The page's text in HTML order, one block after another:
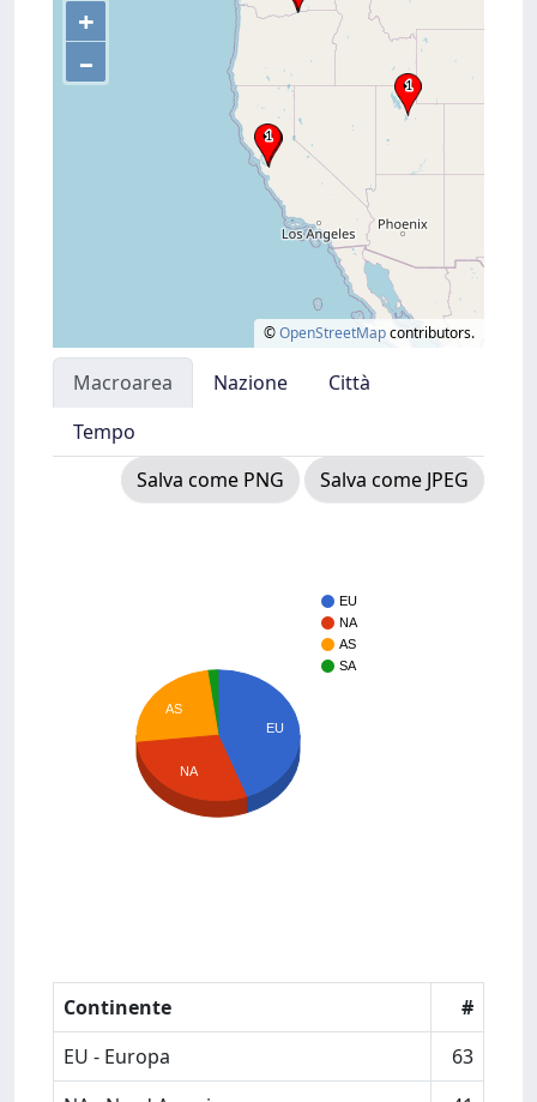
+
–
©OpenStreetMapcontributors.
Macroarea Nazione
Città
Tempo
Salva come PNG
Salva come JPEG
EU
NA
AS
SA
EU
AS
NA
Continente
#
EU - Europa
63